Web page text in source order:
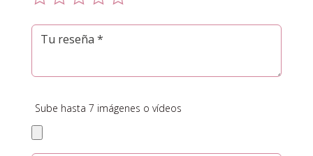
Sube hasta 7 imágenes o vídeos